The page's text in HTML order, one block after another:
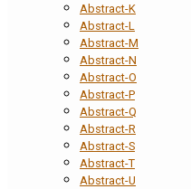
Abstract-K
Abstract-L
Abstract-M
Abstract-N
Abstract-O
Abstract-P
Abstract-Q
Abstract-R
Abstract-S
Abstract-T
Abstract-U